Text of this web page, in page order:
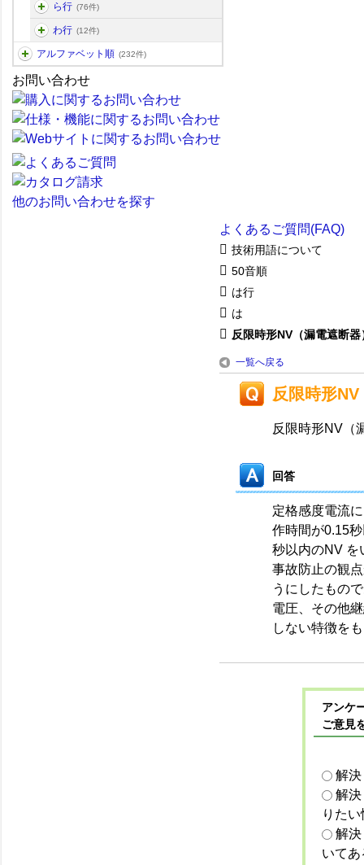
ら行 (76件)
わ行 (12件)
アルファベット順 (232件)
お問い合わせ
他のお問い合わせを探す
よくあるご質問(FAQ)
技術用語について
50音順
は行
は
反限時形NV（漏電遮断器
一覧へ戻る
反限時形
反限時形NV（
回答
定格感度電流
作時間が0.15
秒以内のNV を
事故防止の観
うにしたもの
電圧、その他
しない特徴を
アンケ
ご意見
解
解
りた
解
いて